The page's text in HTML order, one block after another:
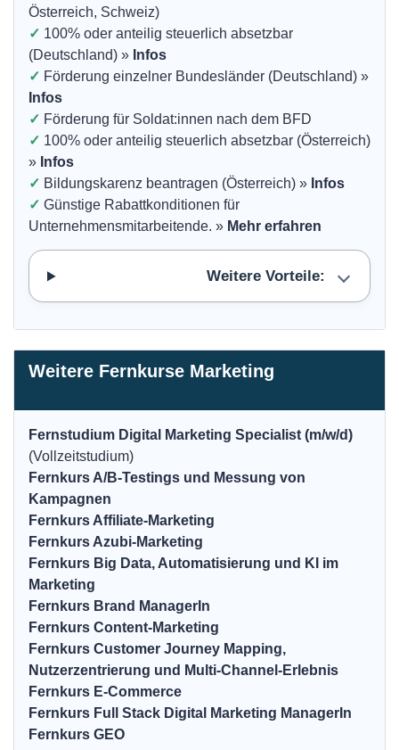
Österreich, Schweiz)
✓ 100% oder anteilig steuerlich absetzbar
(Deutschland) » Infos
✓ Förderung einzelner Bundesländer (Deutschland) »
Infos
✓ Förderung für Soldat:innen nach dem BFD
✓ 100% oder anteilig steuerlich absetzbar (Österreich)
» Infos
✓ Bildungskarenz beantragen (Österreich) » Infos
✓ Günstige Rabattkonditionen für
Unternehmensmitarbeitende. » Mehr erfahren
Weitere Vorteile:
Weitere Fernkurse Marketing
Fernstudium Digital Marketing Specialist (m/w/d)
(Vollzeitstudium)
Fernkurs A/B-Testings und Messung von
Kampagnen
Fernkurs Affiliate-Marketing
Fernkurs Azubi-Marketing
Fernkurs Big Data, Automatisierung und KI im
Marketing
Fernkurs Brand ManagerIn
Fernkurs Content-Marketing
Fernkurs Customer Journey Mapping,
Nutzerzentrierung und Multi-Channel-Erlebnis
Fernkurs E-Commerce
Fernkurs Full Stack Digital Marketing ManagerIn
Fernkurs GEO